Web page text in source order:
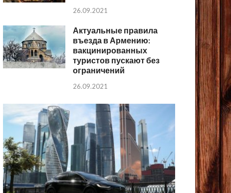
26.09.2021
Актуальные правила
въезда в Армению:
вакцинированных
туристов пускают без
ограничений
26.09.2021